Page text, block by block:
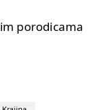
porodicama